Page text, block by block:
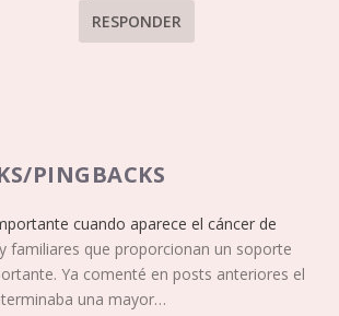
RESPONDER
PINGBACKS
cuando aparece el cáncer de
familiares que proporcionan un soporte
Ya comenté en posts anteriores el
una mayor…